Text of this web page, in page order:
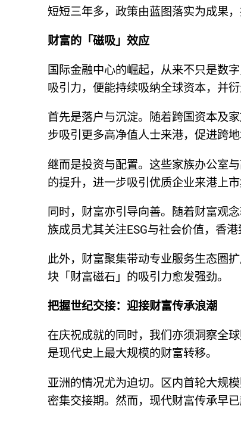
短短三年多，政策由蓝图落实为成果
财富的「磁吸」效应
国际金融中心的崛起，从来不只是数
吸引力，便能持续吸纳全球资本，并
首先是落户与沉淀。随着跨国资本及
步吸引更多高净值人士来港，促进跨
继而是投资与配置。这些家族办公室
的提升，进一步吸引优质企业来港上
同时，财富亦引导向善。随着财富观
族成员尤其关注ESG与社会价值，香
此外，财富聚集带动专业服务生态圈
块「财富磁石」的吸引力愈发强劲。
把握世纪交接：迎接财富传承浪潮
在庆祝成就的同时，我们亦须洞察全
是现代史上最大规模的财富转移。
亚洲的情况尤为迫切。区内首轮大规
密集交接期。然而，现代财富传承早